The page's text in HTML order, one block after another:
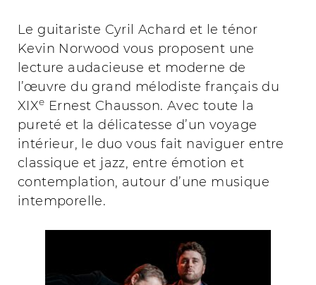
Le guitariste Cyril Achard et le ténor
Kevin Norwood vous proposent une
lecture audacieuse et moderne de
l’œuvre du grand mélodiste français du
XIXe Ernest Chausson. Avec toute la
pureté et la délicatesse d’un voyage
intérieur, le duo vous fait naviguer entre
classique et jazz, entre émotion et
contemplation, autour d’une musique
intemporelle.